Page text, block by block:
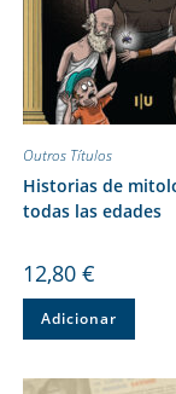
Outros Títulos
Historias de
todas las edades
12,80 €
Adicionar